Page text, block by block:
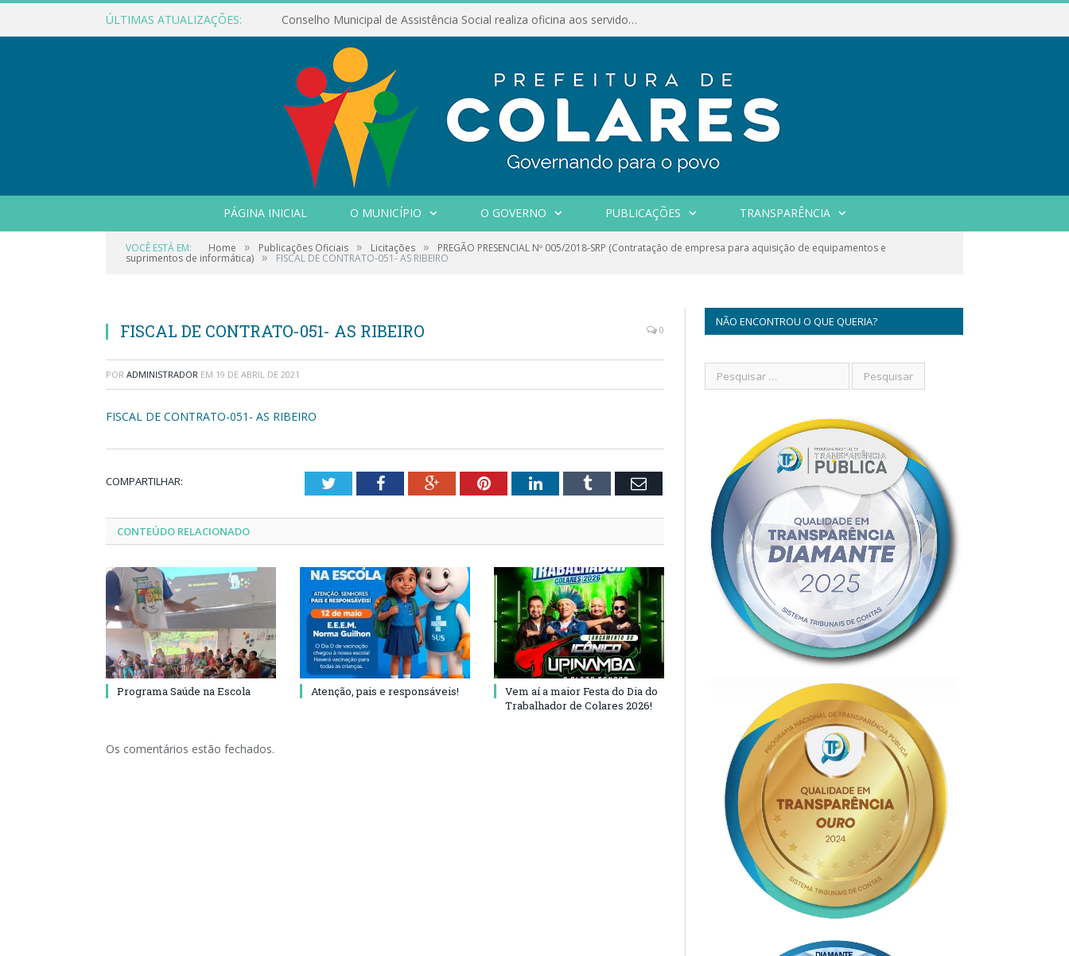
ÚLTIMAS ATUALIZAÇÕES: Conselho Municipal de Assistência Social realiza oficina aos servidores
PÁGINA INICIAL O MUNICÍPIO O GOVERNO PUBLICAÇÕES TRANSPARÊNCIA
VOCÊ ESTÁ EM: Home » Publicações Oficiais » Licitações » PREGÃO PRESENCIAL Nº 005/2018-SRP (Contratação de empresa para aquisição de equipamentos e
suprimentos de informática) » FISCAL DE CONTRATO-051- AS RIBEIRO
FISCAL DE CONTRATO-051- AS RIBEIRO 0
POR ADMINISTRADOR EM 19 DE ABRIL DE 2021
FISCAL DE CONTRATO-051- AS RIBEIRO
COMPARTILHAR: TwitterFacebookGoogle+PinterestLinkedInTumblr Email
CONTEÚDO RELACIONADO
Programa Saúde na Escola Atenção, pais e responsáveis!
Vem aí a maior Festa do Dia do
Trabalhador de Colares 2026!
Os comentários estão fechados.
NÃO ENCONTROU O QUE QUERIA?